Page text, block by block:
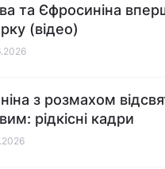
та Єфросиніна
(відео)
з розмахом
рідкісні кадри